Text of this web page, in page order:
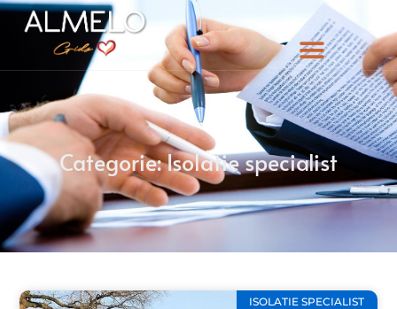
Categorie: Isolatie specialist
ISOLATIE SPECIALIST